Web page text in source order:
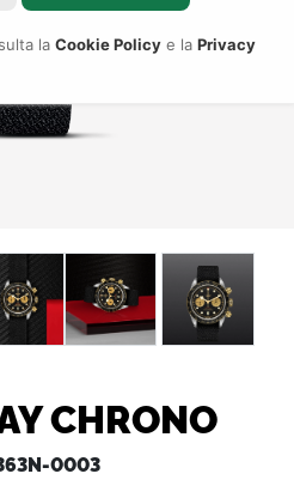
CHRONO
0003
la Cookie Policy e la Privacy